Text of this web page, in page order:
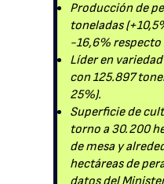
Producción de
toneladas
-16,6% respecto
Líder en
con 125.897
25%).
Superficie de
torno a 30.200
de mesa y
hectáreas de